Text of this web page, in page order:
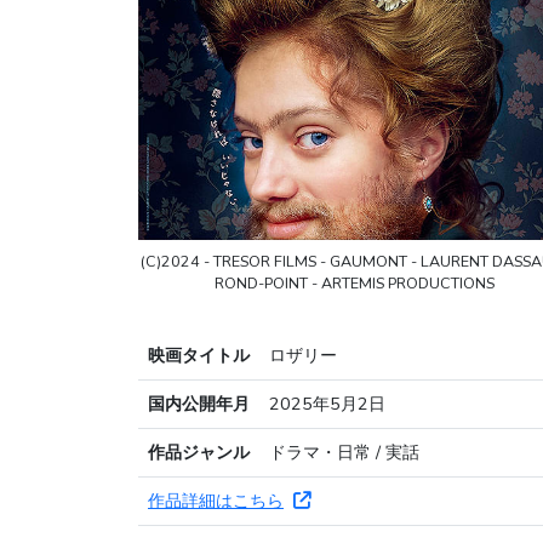
(C)2024 - TRESOR FILMS - GAUMONT - LAURENT
ROND-POINT - ARTEMIS PRODUCTIONS
映画タイトル
ロザリー
国内公開年月
2025年5月2日
作品ジャンル
ドラマ・日常 / 実話
作品詳細はこちら